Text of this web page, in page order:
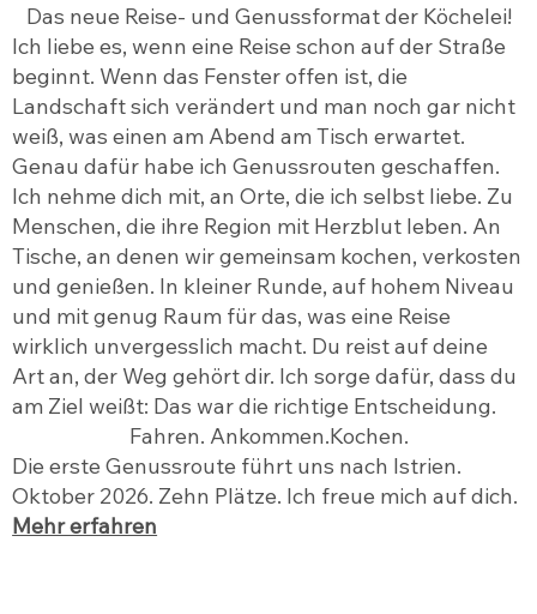
Das neue Reise- und Genussformat der Köchelei!
Ich liebe es, wenn eine Reise schon auf der Straße
beginnt. Wenn das Fenster offen ist, die
Landschaft sich verändert und man noch gar nicht
weiß, was einen am Abend am Tisch erwartet.
Genau dafür habe ich Genussrouten geschaffen.
Ich nehme dich mit, an Orte, die ich selbst liebe. Zu
Menschen, die ihre Region mit Herzblut leben. An
Tische, an denen wir gemeinsam kochen, verkosten
und genießen. In kleiner Runde, auf hohem Niveau
und mit genug Raum für das, was eine Reise
wirklich unvergesslich macht. Du reist auf deine
Art an, der Weg gehört dir. Ich sorge dafür, dass du
am Ziel weißt: Das war die richtige Entscheidung.
Fahren. Ankommen.Kochen.
Die erste Genussroute führt uns nach Istrien.
Oktober 2026. Zehn Plätze. Ich freue mich auf dich.
Mehr erfahren